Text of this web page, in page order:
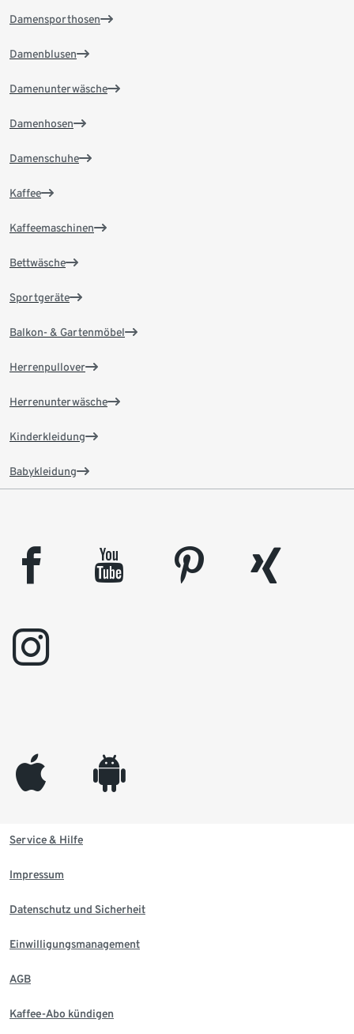
Damensporthosen
Damenblusen
Damenunterwäsche
Damenhosen
Damenschuhe
Kaffee
Kaffeemaschinen
Bettwäsche
Sportgeräte
Balkon- & Gartenmöbel
Herrenpullover
Herrenunterwäsche
Kinderkleidung
Babykleidung
facebook youtube pinterest
xing
instagram
appleinc android
Service & Hilfe
Impressum
Datenschutz und Sicherheit
Einwilligungsmanagement
AGB
Kaffee-Abo kündigen